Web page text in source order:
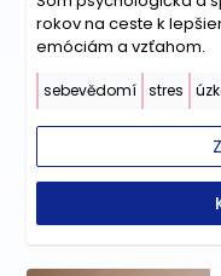
rokov na ceste k
emóciám a vzťahom.
sebevědomí stres